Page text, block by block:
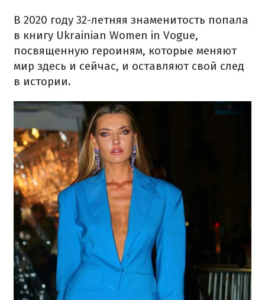
В 2020 году 32-летняя знаменитость попала
в книгу Ukrainian Women in Vogue,
посвященную героиням, которые меняют
мир здесь и сейчас, и оставляют свой след
в истории.